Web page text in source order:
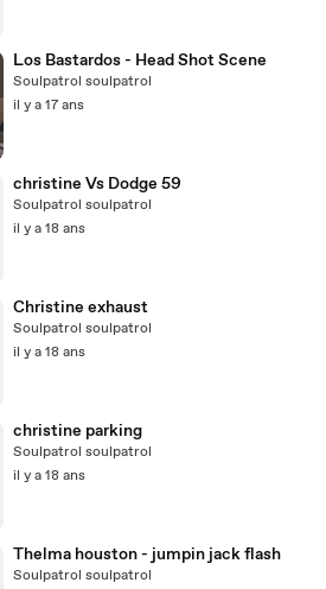
Los Bastardos - Head Shot Scene
Soulpatrol soulpatrol
il y a 17 ans
christine Vs Dodge 59
Soulpatrol soulpatrol
il y a 18 ans
Christine exhaust
Soulpatrol soulpatrol
il y a 18 ans
christine parking
Soulpatrol soulpatrol
il y a 18 ans
Thelma houston - jumpin jack flash
Soulpatrol soulpatrol